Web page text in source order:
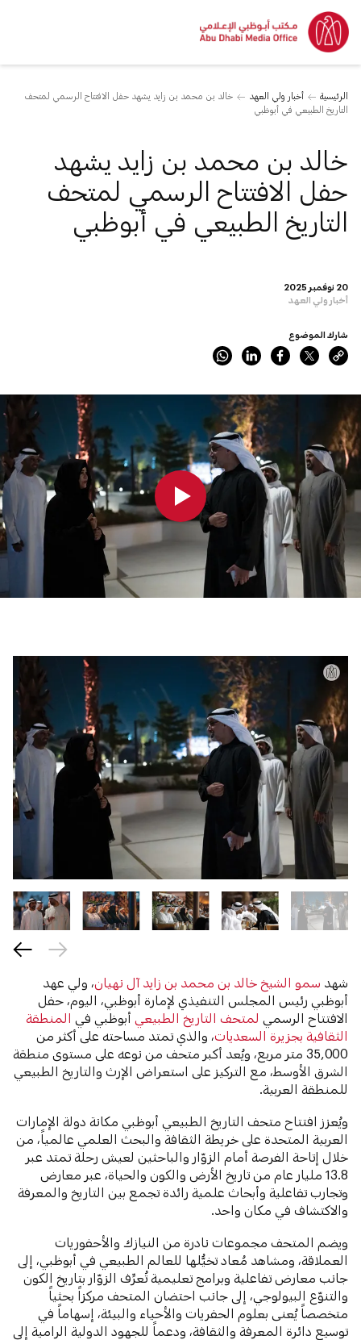
الرئيسية أخبار ولي العهد
خالد بن محمد بن زايد يشهد حفل الافتتاح الرسمي لمتحف
التاريخ الطبيعي في أبوظبي
20 نوفمبر 2025
أخبار ولي العهد
0:00
خالد بن محمد بن زايد يشهد
حفل الافتتاح الرسمي لمتحف
التاريخ الطبيعي في أبوظبي
شارك الموضوع
شهد سمو الشيخ خالد بن محمد بن زايد آل نهيان، ولي عهد
أبوظبي رئيس المجلس التنفيذي لإمارة أبوظبي، اليوم، حفل
الافتتاح الرسمي لمتحف التاريخ الطبيعي أبوظبي في المنطقة
الثقافية بجزيرة السعديات، والذي تمتد مساحته على أكثر من
35,000 متر مربع، ويُعد أكبر متحف من نوعه على مستوى منطقة
الشرق الأوسط، مع التركيز على استعراض الإرث والتاريخ الطبيعي
للمنطقة العربية.
ويُعزز افتتاح متحف التاريخ الطبيعي أبوظبي مكانة دولة الإمارات
العربية المتحدة على خريطة الثقافة والبحث العلمي عالمياً، من
خلال إتاحة الفرصة أمام الزوّار والباحثين لعيش رحلة تمتد عبر
13.8 مليار عام من تاريخ الأرض والكون والحياة، عبر معارض
وتجارب تفاعلية وأبحاث علمية رائدة تجمع بين التاريخ والمعرفة
والاكتشاف في مكان واحد.
ويضم المتحف مجموعات نادرة من النيازك والأحفوريات
العملاقة، ومشاهد مُعاد تخيُّلها للعالم الطبيعي في أبوظبي، إلى
جانب معارض تفاعلية وبرامج تعليمية تُعرِّف الزوّار بتاريخ الكون
والتنوّع البيولوجي، إلى جانب احتضان المتحف مركزاً بحثياً
متخصصاً يُعنى بعلوم الحفريات والأحياء والبيئة، إسهاماً في
توسيع دائرة المعرفة والثقافة، ودعماً للجهود الدولية الرامية إلى